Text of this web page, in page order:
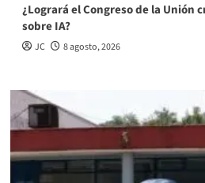
¿Logrará el Congreso de la Unión
sobre IA?
JC 8 agosto, 2026